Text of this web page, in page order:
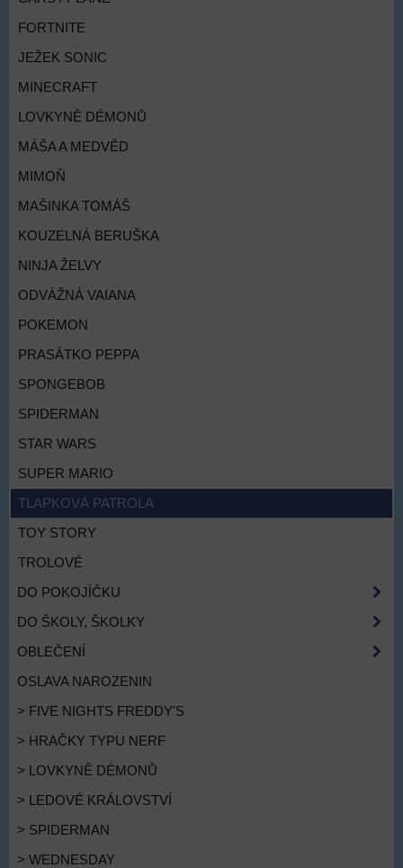
FORTNITE
JEŽEK SONIC
MINECRAFT
LOVKYNĚ DÉMONŮ
MÁŠA A MEDVĚD
MIMOŇ
MAŠINKA TOMÁŠ
KOUZELNÁ BERUŠKA
NINJA ŽELVY
ODVÁŽNÁ VAIANA
POKEMON
PRASÁTKO PEPPA
SPONGEBOB
SPIDERMAN
STAR WARS
SUPER MARIO
TLAPKOVÁ PATROLA
TOY STORY
TROLOVÉ
DO POKOJÍČKU
DO ŠKOLY, ŠKOLKY
OBLEČENÍ
OSLAVA NAROZENIN
> FIVE NIGHTS FREDDY'S
> HRAČKY TYPU NERF
> LOVKYNĚ DÉMONŮ
> LEDOVÉ KRÁLOVSTVÍ
> SPIDERMAN
> WEDNESDAY